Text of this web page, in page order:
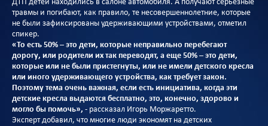
ДТП детей находились в салоне автомобиля. А получают серьезные
травмы и погибают, как правило, те несовершеннолетние, которые
не были зафиксированы удерживающими устройствами, отметил
спикер.
«То есть 50% – это дети, которые неправильно перебегают
дорогу, или родители их так переводят, а еще 50% – это дети,
которые или не были пристегнуты, или не имели детского кресла
или иного удерживающего устройства, как требует закон.
Поэтому тема очень важная, если есть инициатива, когда эти
детские кресла выдаются бесплатно, это, конечно, здорово и
могло бы помочь», - рассказал Игорь Моржаретто.
Эксперт добавил, что многие люди экономят на детских